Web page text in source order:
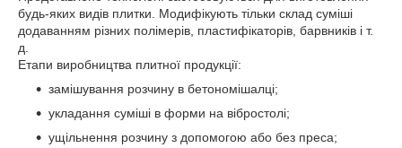
будь-яких видів плитки. Модифікують тільки склад суміші
додаванням різних полімерів, пластифікаторів, барвників і т.
д.
Етапи виробництва плитної продукції:
замішування розчину в бетономішалці;
укладання суміші в форми на вібростолі;
ущільнення розчину з допомогою або без преса;